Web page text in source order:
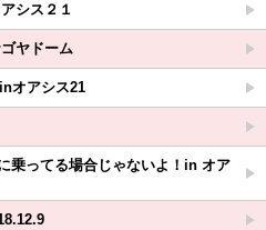
シス２１
ヤドーム
オアシス21
乗ってる場合じゃないよ！in オア